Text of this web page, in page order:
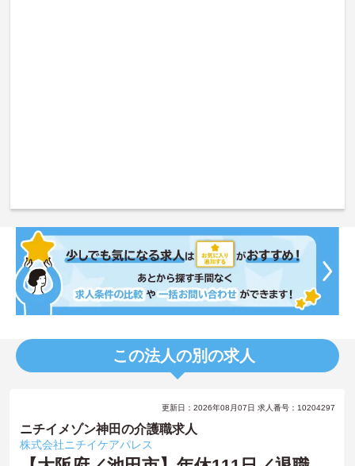
この法人の別の求人
更新日：2026年08月07日 求人番号：10204297
ニチイメゾン神田の介護職求人
株式会社ニチイケアパレス